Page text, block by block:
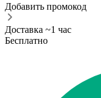
Добавить промокод
Доставка ~1 час
Бесплатно